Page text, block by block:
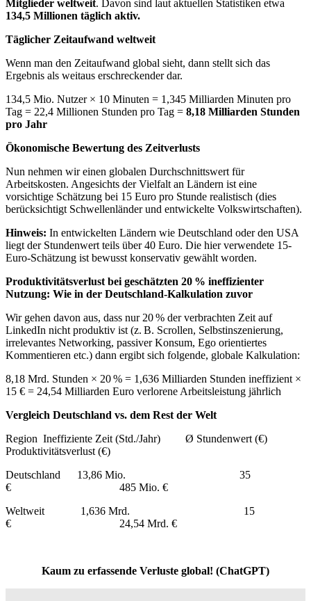
Mitglieder weltweit. Davon sind laut aktuellen Statistiken etwa
134,5 Millionen täglich aktiv.
Täglicher Zeitaufwand weltweit
Wenn man den Zeitaufwand global sieht, dann stellt sich das
Ergebnis als weitaus erschreckender dar.
134,5 Mio. Nutzer × 10 Minuten = 1,345 Milliarden Minuten pro
Tag = 22,4 Millionen Stunden pro Tag = 8,18 Milliarden Stunden
pro Jahr
Ökonomische Bewertung des Zeitverlusts
Nun nehmen wir einen globalen Durchschnittswert für
Arbeitskosten. Angesichts der Vielfalt an Ländern ist eine
vorsichtige Schätzung bei 15 Euro pro Stunde realistisch (dies
berücksichtigt Schwellenländer und entwickelte Volkswirtschaften).
Hinweis: In entwickelten Ländern wie Deutschland oder den USA
liegt der Stundenwert teils über 40 Euro. Die hier verwendete 15-
Euro-Schätzung ist bewusst konservativ gewählt worden.
Produktivitätsverlust bei geschätzten 20 % ineffizienter
Nutzung: Wie in der Deutschland-Kalkulation zuvor
Wir gehen davon aus, dass nur 20 % der verbrachten Zeit auf
LinkedIn nicht produktiv ist (z. B. Scrollen, Selbstinszenierung,
irrelevantes Networking, passiver Konsum, Ego orientiertes
Kommentieren etc.) dann ergibt sich folgende, globale Kalkulation:
8,18 Mrd. Stunden × 20 % = 1,636 Milliarden Stunden ineffizient ×
15 € = 24,54 Milliarden Euro verlorene Arbeitsleistung jährlich
Vergleich Deutschland vs. dem Rest der Welt
Region Ineffiziente Zeit (Std./Jahr) Ø Stundenwert (€)
Produktivitätsverlust (€)
Deutschland 13,86 Mio. 35
€ 485 Mio. €
Weltweit 1,636 Mrd. 15
€ 24,54 Mrd. €
Kaum zu erfassende Verluste global! (ChatGPT)